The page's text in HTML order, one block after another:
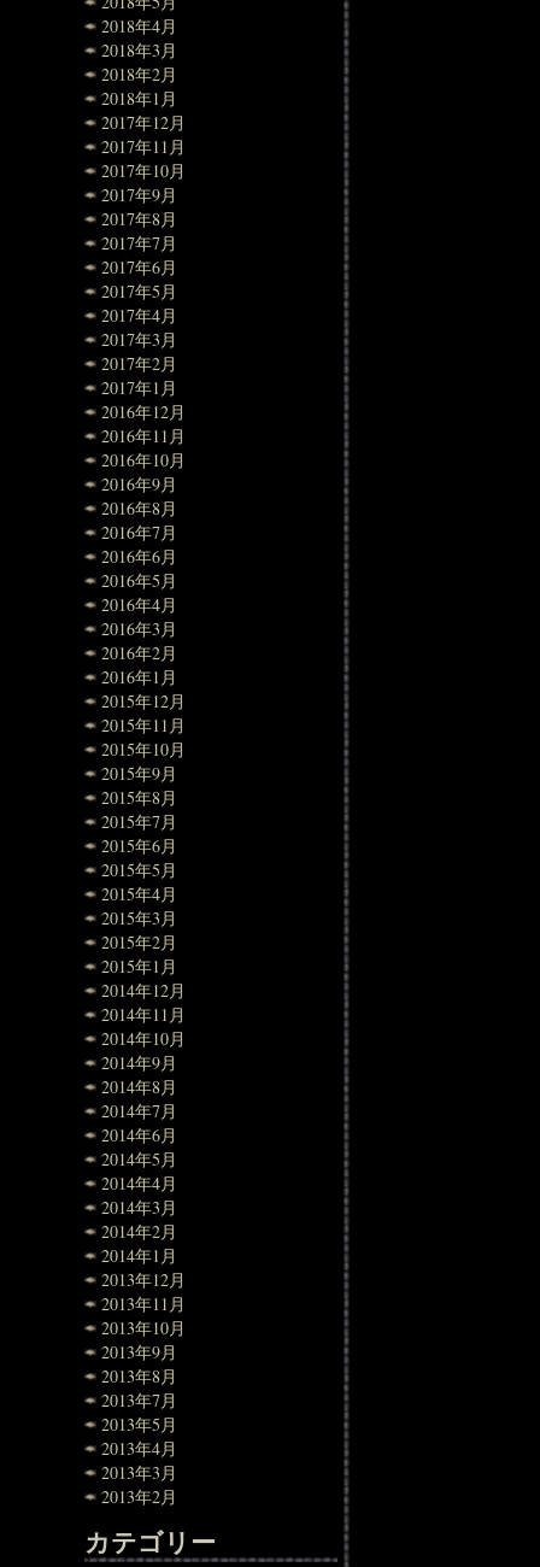
2018年4月
2018年3月
2018年2月
2018年1月
2017年12月
2017年11月
2017年10月
2017年9月
2017年8月
2017年7月
2017年6月
2017年5月
2017年4月
2017年3月
2017年2月
2017年1月
2016年12月
2016年11月
2016年10月
2016年9月
2016年8月
2016年7月
2016年6月
2016年5月
2016年4月
2016年3月
2016年2月
2016年1月
2015年12月
2015年11月
2015年10月
2015年9月
2015年8月
2015年7月
2015年6月
2015年5月
2015年4月
2015年3月
2015年2月
2015年1月
2014年12月
2014年11月
2014年10月
2014年9月
2014年8月
2014年7月
2014年6月
2014年5月
2014年4月
2014年3月
2014年2月
2014年1月
2013年12月
2013年11月
2013年10月
2013年9月
2013年8月
2013年7月
2013年5月
2013年4月
2013年3月
2013年2月
カテゴリー